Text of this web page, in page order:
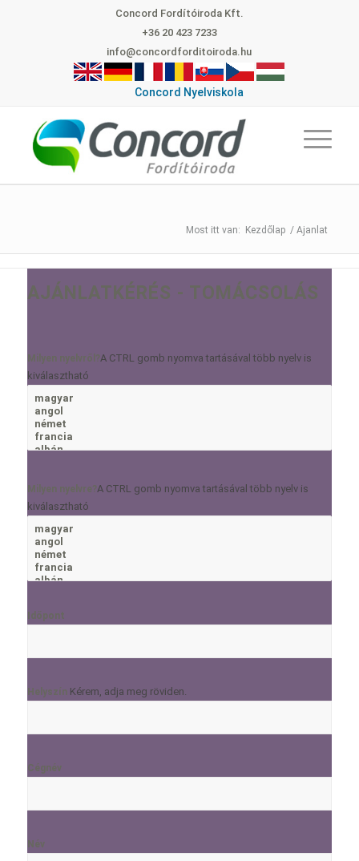
Concord Fordítóiroda Kft.
+36 20 423 7233
info@concordforditoiroda.hu
Concord Nyelviskola
Kezdőlap / Ajanlat
AJÁNLATKÉRÉS - TOMÁCSOLÁS
Milyen nyelvről?A CTRL gomb nyomva tartásával több nyelv is
kiválasztható
Milyen nyelvre?A CTRL gomb nyomva tartásával több nyelv is
kiválasztható
Időpont
Helyszín Kérem, adja meg röviden.
Cégnév
Név